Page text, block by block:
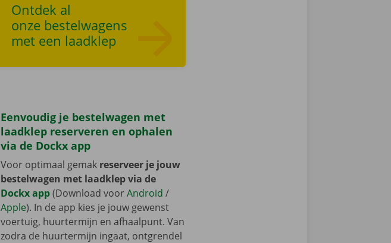
Ontdek al
onze bestelwagens
met een laadklep
Eenvoudig je bestelwagen met
laadklep reserveren en ophalen
via de Dockx app
Voor optimaal gemak reserveer je jouw
bestelwagen met laadklep via de
Dockx app(Download voorAndroid /
Apple). In de app kies je jouw gewenst
voertuig, huurtermijn en afhaalpunt. Van
zodra de huurtermijn ingaat, ontgrendel